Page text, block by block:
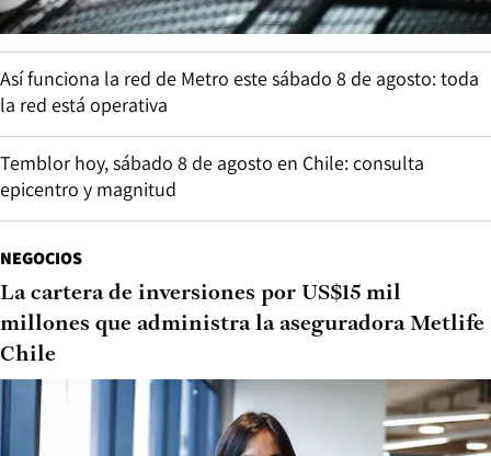
Así funciona la red de Metro este sábado 8 de agosto: toda
la red está operativa
Temblor hoy, sábado 8 de agosto en Chile: consulta
epicentro y magnitud
NEGOCIOS
La cartera de inversiones por US$15 mil
millones que administra la aseguradora Metlife
Chile